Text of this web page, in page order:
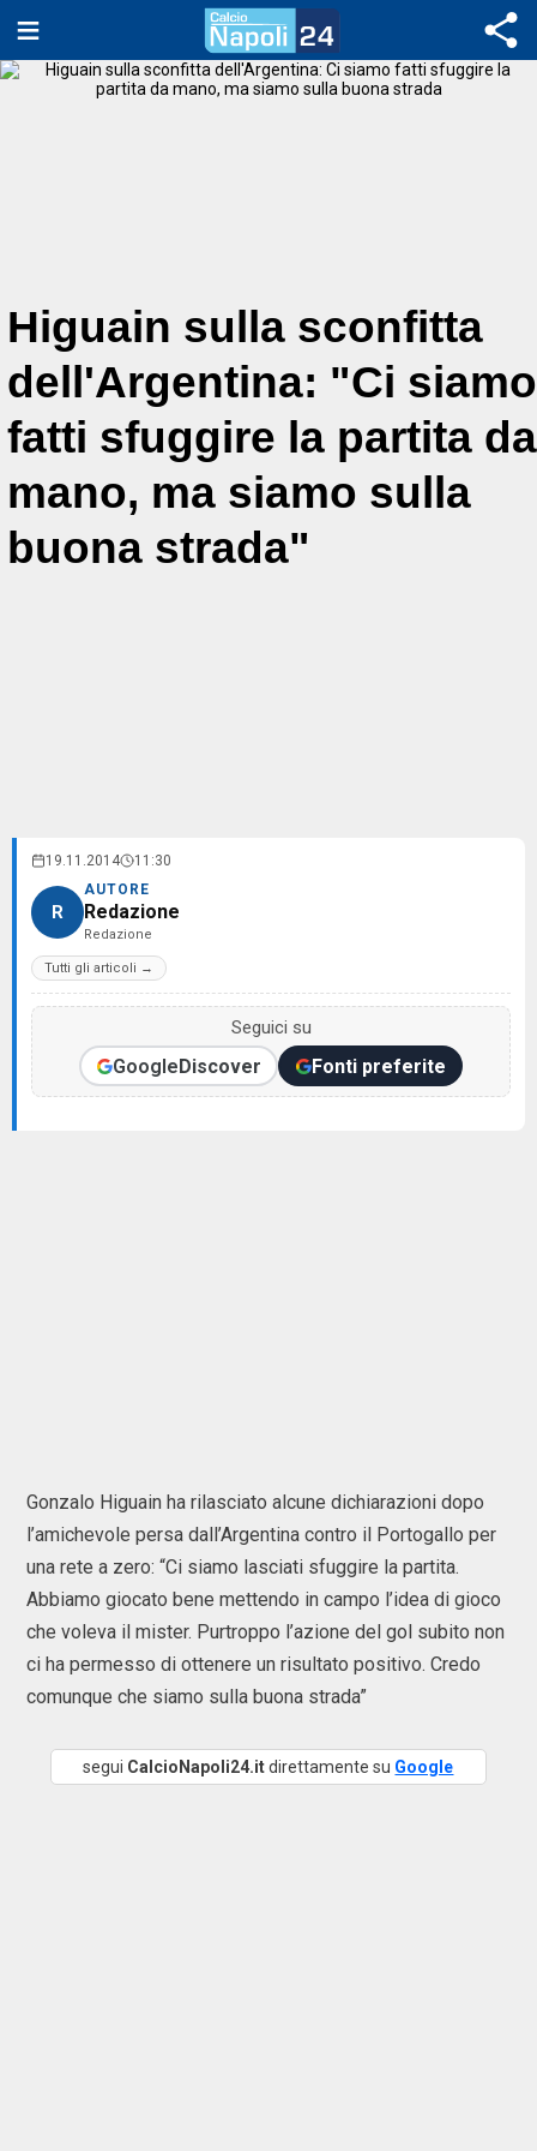
Higuain sulla sconfitta
dell'Argentina: "Ci siamo
fatti sfuggire la partita da
mano, ma siamo sulla
buona strada"
19.11.2014 11:30
R
AUTORE
Redazione
Redazione
Tutti gli articoli →
Seguici su
GoogleDiscover Fonti preferite
Gonzalo Higuain ha rilasciato alcune dichiarazioni dopo
l’amichevole persa dall’Argentina contro il Portogallo per
una rete a zero: “Ci siamo lasciati sfuggire la partita.
Abbiamo giocato bene mettendo in campo l’idea di gioco
che voleva il mister. Purtroppo l’azione del gol subito non
ci ha permesso di ottenere un risultato positivo. Credo
comunque che siamo sulla buona strada”
segui CalcioNapoli24.itdirettamente su Google